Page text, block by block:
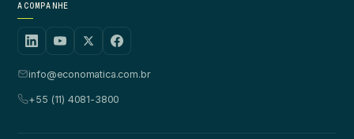
ACOMPANHE
info@economatica.com.br
+55 (11) 4081-3800